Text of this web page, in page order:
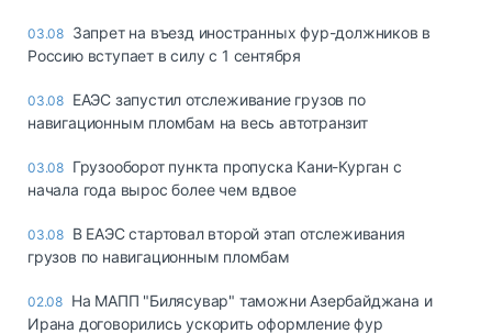
03.08 Запрет на въезд иностранных фур-должников в
Россию вступает в силу с 1 сентября
03.08 ЕАЭС запустил отслеживание грузов по
навигационным пломбам на весь автотранзит
03.08 Грузооборот пункта пропуска Кани-Курган с
начала года вырос более чем вдвое
03.08 В ЕАЭС стартовал второй этап отслеживания
грузов по навигационным пломбам
02.08 На МАПП "Билясувар" таможни Азербайджана и
Ирана договорились ускорить оформление фур